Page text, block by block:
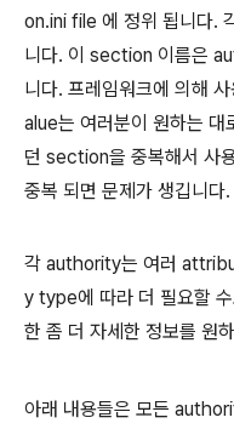
on.ini file 에 정위 됩니다.
니다. 이 section 이름은
니다. 프레임워크에 의해
alue는 여러분이 원하는 대
던 section을 중복해서 사
중복 되면 문제가 생깁니다.
각 authority는 여러
y type에 따라 더 필요할
한 좀 더 자세한 정보를 원
아래 내용들은 모든